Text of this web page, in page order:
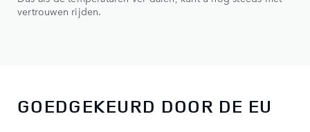
vertrouwen rijden.
GOEDGEKEURD DOOR DE EU